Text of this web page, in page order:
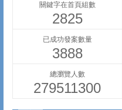
關鍵字在首頁組數
2825
已成功發案數量
3888
總瀏覽人數
279511300